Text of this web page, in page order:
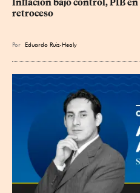
Inflación bajo control, PIB
retroceso
Por Eduardo Ruiz-Healy